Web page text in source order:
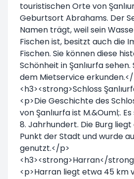
touristischen Orte von
Geburtsort Abrahams. Der
Namen trägt, weil sein
Fischen ist, besitzt auch die
Fischen. Sie können diese
Schönheit in Şanlıurfa
dem Mietservice
<h3><strong>Schloss
<p>Die Geschichte des
von Şanlıurfa ist M.&Ouml;.
8. Jahrhundert. Die Burg
Punkt der Stadt und wurde
genutzt.</p>
<h3><strong>Harran</
<p>Harran liegt etwa 45 km